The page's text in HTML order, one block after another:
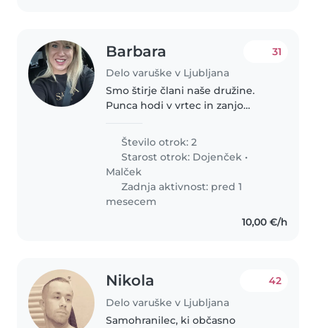
Barbara
Delo varuške v Ljubljana
31
Smo štirje člani naše družine.
Punca hodi v vrtec in zanjo
popoldan in nekaj ur v soboto. V
dopoldanskem času pa
potrebujemo pomoč pri
dojenčku. Smo podjetniki..
Število otrok: 2
Starost otrok: Dojenček •
Malček
Zadnja aktivnost: pred 1
mesecem
10,00 €/h
Nikola
Delo varuške v Ljubljana
42
Samohranilec, ki občasno